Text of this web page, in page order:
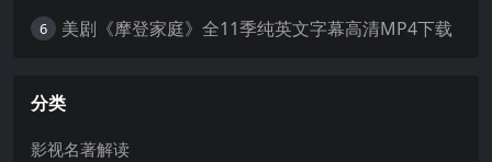
6 美剧《摩登家庭》全11季纯英文字幕高清MP4下载
分类
影视名著解读